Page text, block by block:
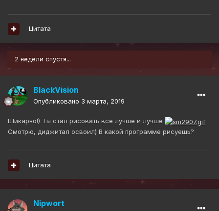
Цитата
2 недели спустя...
BlackVision
Опубликовано 3 марта, 2019
Шикарно!) Ты стал рисовать все лучше и лучше
Смотрю, диджитал освоил) В какой программе рисуешь?
Цитата
Nipwort